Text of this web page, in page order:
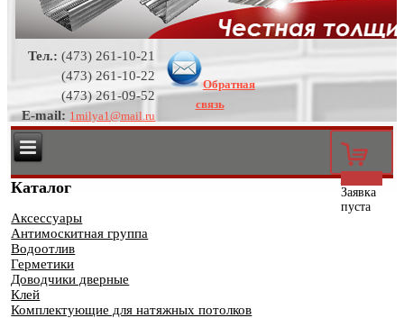
Тел.: (473) 261-10-21
(473) 261-10-22
(473) 261-09-52
E-mail: 1milya1@mail.ru
Обратная
связь
0
Заявка
пуста
Каталог
Аксессуары
Антимоскитная группа
Водоотлив
Герметики
Доводчики дверные
Клей
Комплектующие для натяжных потолков